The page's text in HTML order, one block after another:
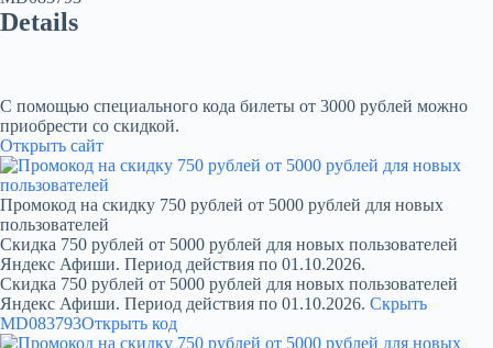
Details
С помощью специального кода билеты от 3000 рублей можно
приобрести со скидкой.
Открыть сайт
Промокод на скидку 750 рублей от 5000 рублей для новых
пользователей
Скидка 750 рублей от 5000 рублей для новых пользователей
Яндекс Афиши. Период действия по 01.10.2026.
Скидка 750 рублей от 5000 рублей для новых пользователей
Яндекс Афиши. Период действия по 01.10.2026. Скрыть
MD083793Открыть код